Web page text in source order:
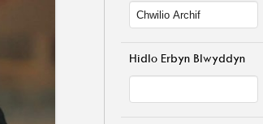
Hidlo Erbyn Blwyddyn